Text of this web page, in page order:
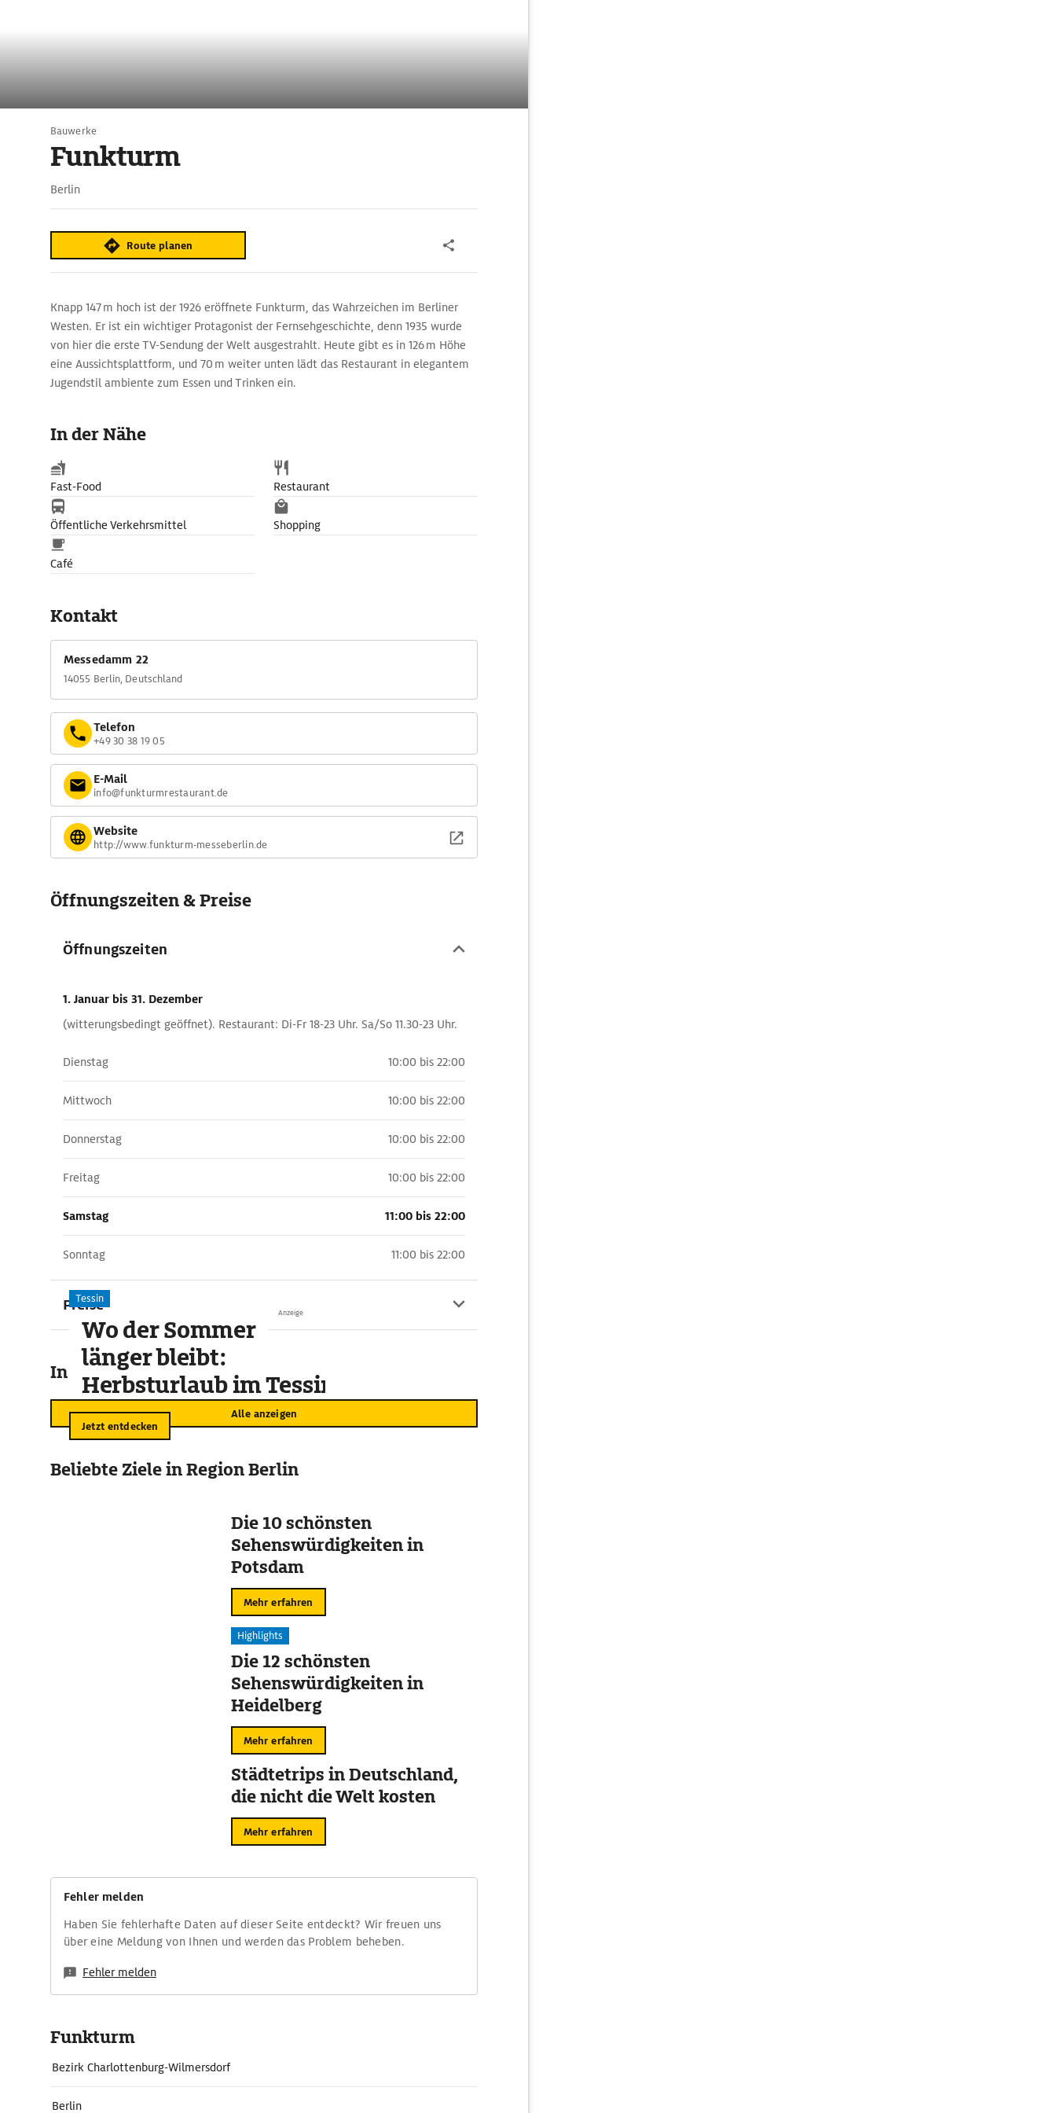
Bauwerke
Funkturm
Berlin
Route planen
Knapp 147 m hoch ist der 1926 eröffnete Funkturm, das Wahrzeichen im Berliner
Westen. Er ist ein wichtiger Protagonist der Fernsehgeschichte, denn 1935 wurde
von hier die erste TV-Sendung der Welt ausgestrahlt. Heute gibt es in 126 m Höhe
eine Aussichtsplattform, und 70 m weiter unten lädt das Restaurant in elegantem
Jugendstil ambiente zum Essen und Trinken ein.
In der Nähe
Fast-Food Restaurant
Öffentliche Verkehrsmittel Shopping
Café
Kontakt
Messedamm 22
14055 Berlin, Deutschland
Telefon
+49 30 38 19 05
E-Mail
info@funkturmrestaurant.de
Website
http://www.funkturm-messeberlin.de
Öffnungszeiten & Preise
Öffnungszeiten
1. Januar bis 31. Dezember
(witterungsbedingt geöffnet). Restaurant: Di-Fr 18-23 Uhr. Sa/So 11.30-23 Uhr.
Dienstag 10:00 bis 22:00
Mittwoch 10:00 bis 22:00
Donnerstag 10:00 bis 22:00
Freitag 10:00 bis 22:00
Samstag 11:00 bis 22:00
Sonntag 11:00 bis 22:00
Preise
In der Umgebung
Alle anzeigen
Anzeige
Tessin
Wo der Sommer
länger bleibt:
Herbsturlaub im Tessin
Jetzt entdecken
Beliebte Ziele in Region Berlin
Die 10 schönsten
Sehenswürdigkeiten in
Potsdam
Mehr erfahren
Highlights
Die 12 schönsten
Sehenswürdigkeiten in
Heidelberg
Mehr erfahren
Städtetrips in Deutschland,
die nicht die Welt kosten
Mehr erfahren
Fehler melden
Haben Sie fehlerhafte Daten auf dieser Seite entdeckt? Wir freuen uns
über eine Meldung von Ihnen und werden das Problem beheben.
Fehler melden
Funkturm
Bezirk Charlottenburg-Wilmersdorf
Berlin